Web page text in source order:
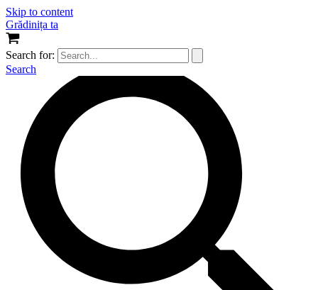
Skip to content
Grădinița ta
Search for:
Search